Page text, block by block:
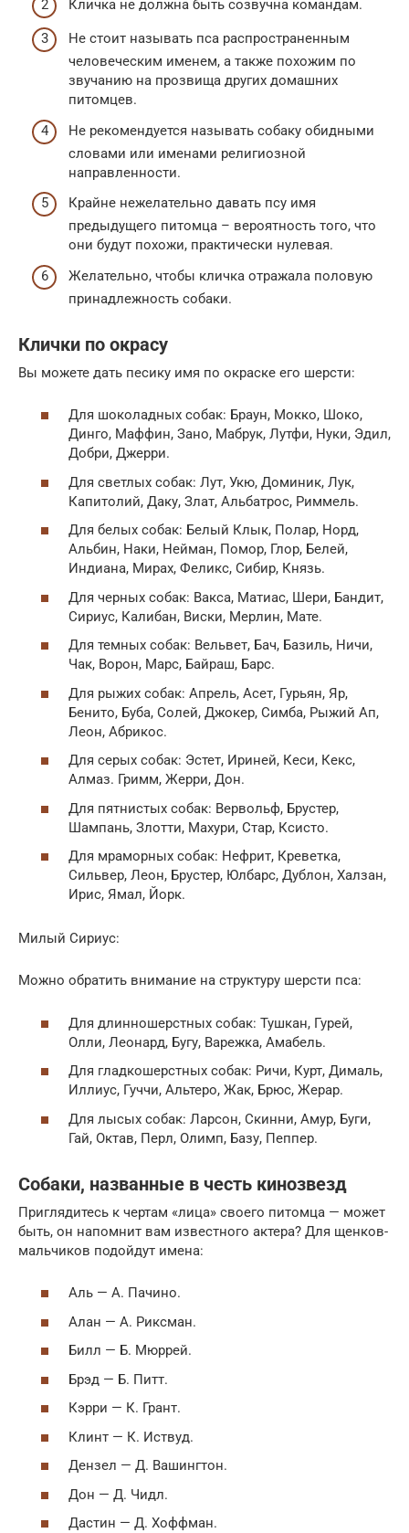
Кличка не должна быть созвучна командам.
Не стоит называть пса распространенным
человеческим именем, а также похожим по
звучанию на прозвища других домашних
питомцев.
Не рекомендуется называть собаку обидными
словами или именами религиозной
направленности.
Крайне нежелательно давать псу имя
предыдущего питомца – вероятность того, что
они будут похожи, практически нулевая.
Желательно, чтобы кличка отражала половую
принадлежность собаки.
Клички по окрасу
Вы можете дать песику имя по окраске его шерсти:
Для шоколадных собак: Браун, Мокко, Шоко,
Динго, Маффин, Зано, Мабрук, Лутфи, Нуки, Эдил,
Добри, Джерри.
Для светлых собак: Лут, Укю, Доминик, Лук,
Капитолий, Даку, Злат, Альбатрос, Риммель.
Для белых собак: Белый Клык, Полар, Норд,
Альбин, Наки, Нейман, Помор, Глор, Белей,
Индиана, Мирах, Феликс, Сибир, Князь.
Для черных собак: Вакса, Матиас, Шери, Бандит,
Сириус, Калибан, Виски, Мерлин, Мате.
Для темных собак: Вельвет, Бач, Базиль, Ничи,
Чак, Ворон, Марс, Байраш, Барс.
Для рыжих собак: Апрель, Асет, Гурьян, Яр,
Бенито, Буба, Солей, Джокер, Симба, Рыжий Ап,
Леон, Абрикос.
Для серых собак: Эстет, Ириней, Кеси, Кекс,
Алмаз. Гримм, Жерри, Дон.
Для пятнистых собак: Вервольф, Брустер,
Шампань, Злотти, Махури, Стар, Ксисто.
Для мраморных собак: Нефрит, Креветка,
Сильвер, Леон, Брустер, Юлбарс, Дублон, Халзан,
Ирис, Ямал, Йорк.
Милый Сириус:
Можно обратить внимание на структуру шерсти пса:
Для длинношерстных собак: Тушкан, Гурей,
Олли, Леонард, Бугу, Варежка, Амабель.
Для гладкошерстных собак: Ричи, Курт, Дималь,
Иллиус, Гуччи, Альтеро, Жак, Брюс, Жерар.
Для лысых собак: Ларсон, Скинни, Амур, Буги,
Гай, Октав, Перл, Олимп, Базу, Пеппер.
Собаки, названные в честь кинозвезд
Приглядитесь к чертам «лица» своего питомца — может
быть, он напомнит вам известного актера? Для щенков-
мальчиков подойдут имена:
Аль — А. Пачино.
Алан — А. Риксман.
Билл — Б. Мюррей.
Брэд — Б. Питт.
Кэрри — К. Грант.
Клинт — К. Иствуд.
Дензел — Д. Вашингтон.
Дон — Д. Чидл.
Дастин — Д. Хоффман.